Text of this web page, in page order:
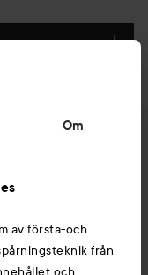
Om
av första-och
från
och